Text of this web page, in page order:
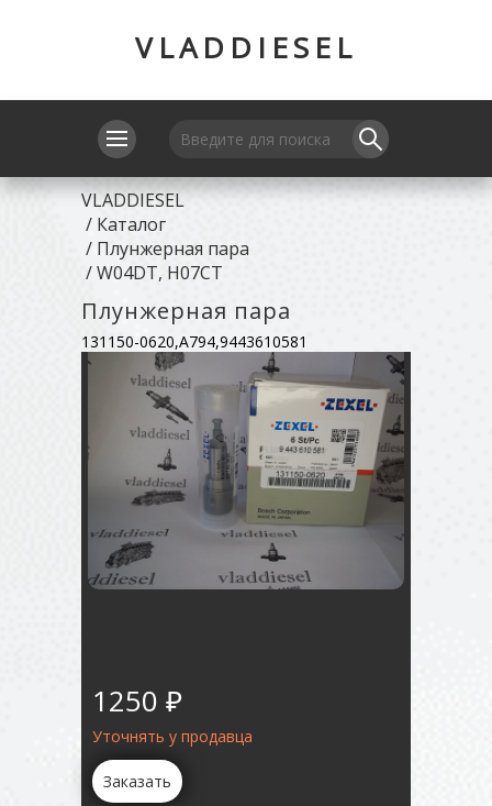
VLADDIESEL
VLADDIESEL
/ Каталог
/ Плунжерная пара
/W04DT, H07CT
Плунжерная пара
131150-0620,A794,9443610581
1250 ₽
Уточнять у продавца
Заказать